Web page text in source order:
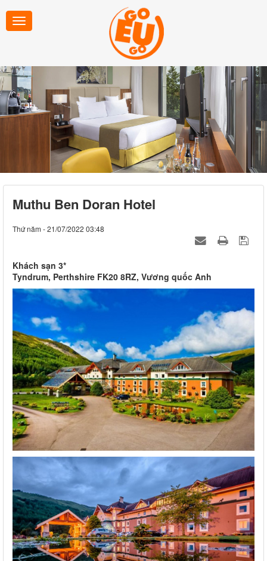
Muthu Ben Doran Hotel
Thứ năm - 21/07/2022 03:48
Khách sạn 3*
Tyndrum, Perthshire FK20 8RZ, Vương quốc Anh